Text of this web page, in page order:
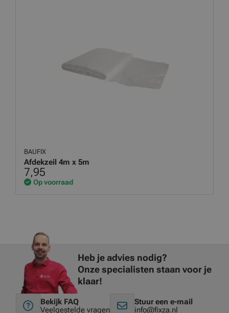
BAUFIX
Afdekzeil 4m x 5m
7,95
Op voorraad
Heb je advies nodig?
Onze specialisten staan voor je
klaar!
Bekijk FAQ
Veelgestelde vragen
Stuur een e-mail
info@fixza.nl